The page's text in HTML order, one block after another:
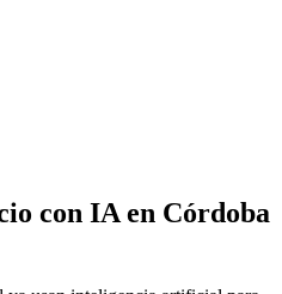
con IA en Córdoba